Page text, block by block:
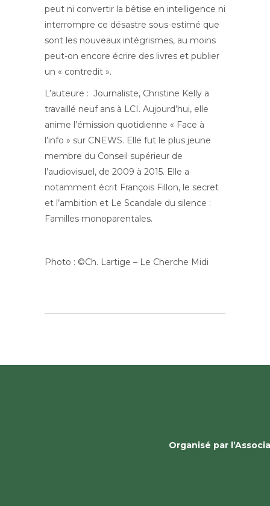
peut ni convertir la bêtise en intelligence ni
interrompre ce désastre sous-estimé que
sont les nouveaux intégrismes, au moins
peut-on encore écrire des livres et publier
un « contredit ».
L’auteure : Journaliste, Christine Kelly a
travaillé neuf ans à LCI. Aujourd’hui, elle
anime l’émission quotidienne « Face à
l’info » sur CNEWS. Elle fut le plus jeune
membre du Conseil supérieur de
l’audiovisuel, de 2009 à 2015. Elle a
notamment écrit François Fillon, le secret
et l’ambition et Le Scandale du silence :
Familles monoparentales.
Photo : ©Ch. Lartige – Le Cherche Midi
Organisé par